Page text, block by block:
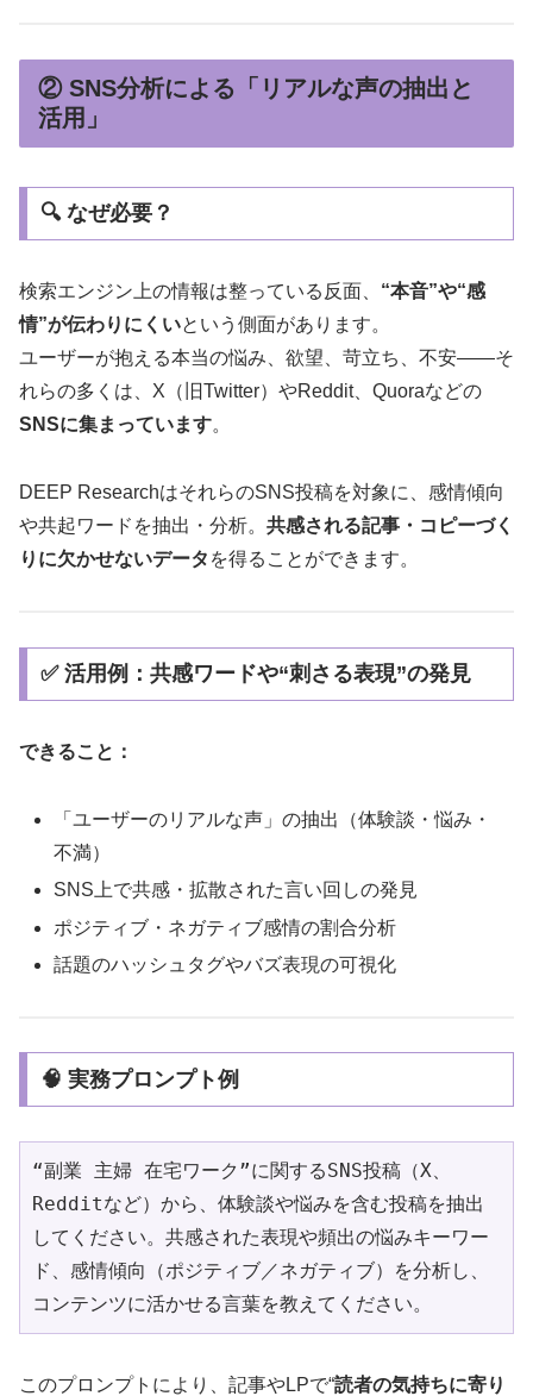
② SNS分析による「リアルな声の抽出と
活用」
🔍 なぜ必要？
検索エンジン上の情報は整っている反面、 “本音”や“感
情”が伝わりにくいという側面があります。
ユーザーが抱える本当の悩み、欲望、苛立ち、不安――そ
れらの多くは、X（旧Twitter）やReddit、Quoraなどの
SNSに集まっています。
DEEP ResearchはそれらのSNS投稿を対象に、感情傾向
や共起ワードを抽出・分析。 共感される記事・コピーづく
りに欠かせないデータ を得ることができます。
✅ 活用例：共感ワードや“刺さる表現”の発見
できること：
「ユーザーのリアルな声」の抽出（体験談・悩み・
不満）
SNS上で共感・拡散された言い回しの発見
ポジティブ・ネガティブ感情の割合分析
話題のハッシュタグやバズ表現の可視化
🧠 実務プロンプト例
“副業 主婦 在宅ワーク”に関するSNS投稿（X、
Redditなど）から、体験談や悩みを含む投稿を抽出
してください。共感された表現や頻出の悩みキーワー
ド、感情傾向（ポジティブ／ネガティブ）を分析し、
コンテンツに活かせる言葉を教えてください。
このプロンプトにより、記事やLPで“読者の気持ちに寄り